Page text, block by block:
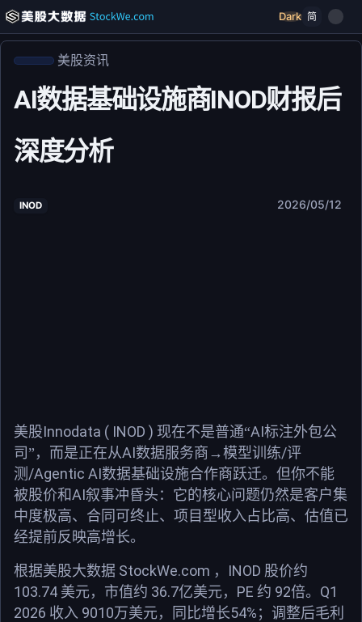
Dark 简
美股资讯
AI数据基础设施商INOD财报后
深度分析
INOD 2026/05/12
美股Innodata ( INOD ) 现在不是普通“AI标注外包公
司”，而是正在从AI数据服务商 →模型训练/评
测 /Agentic AI数据基础设施合作商跃迁。但你不能
被股价和AI叙事冲昏头：它的核心问题仍然是客户集
中度极高、合同可终止、项目型收入占比高、估值已
经提前反映高增长。
根据美股大数据 StockWe.com ， INOD 股价约
103.74 美元，市值约 36.7亿美元， PE 约 92倍。 Q1
2026 收入 9010万美元，同比增长54% ；调整后毛利